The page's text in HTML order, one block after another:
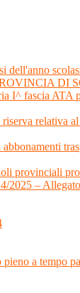
DI
I^ fascia ATA
relativa
provinciali
2025 –
a tempo